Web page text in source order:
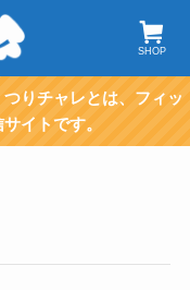
SHOP
りチャレとは、フィッ
イトです。